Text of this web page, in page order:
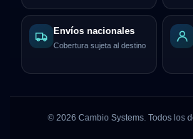
Envíos nacionales
Cobertura sujeta al destino
© 2026 Cambio Systems. Todos los